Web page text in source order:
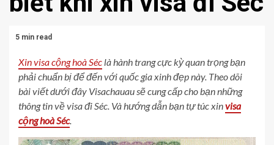
5 min read
Xin visa cộng hoà Séc là hành trang cực kỳ quan trọng bạn
phải chuẩn bị để đến với quốc gia xinh đẹp này. Theo dõi
bài viết dưới đây Visachauau sẽ cung cấp cho bạn những
thông tin về visa đi Séc. Và hướng dẫn bạn tự túc xinvisa
cộng hoà Séc.